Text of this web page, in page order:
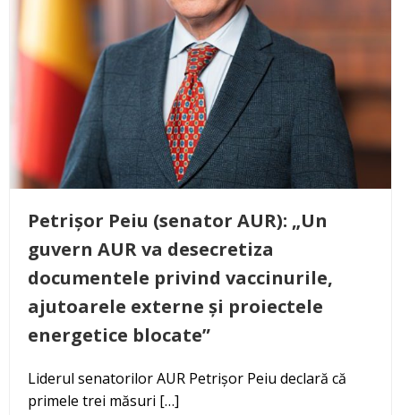
Petrișor Peiu (senator AUR): „Un
guvern AUR va desecretiza
documentele privind vaccinurile,
ajutoarele externe și proiectele
energetice blocate”
Liderul senatorilor AUR Petrișor Peiu declară că
primele trei măsuri […]